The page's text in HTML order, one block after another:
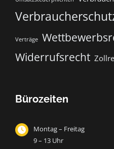
Verträge
Widerrufsrecht
Bürozeiten
Montag – Freitag
9 – 13 Uhr